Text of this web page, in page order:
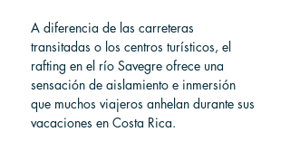
A diferencia de las carreteras
transitadas o los centros turísticos, el
rafting en el río Savegre ofrece una
sensación de aislamiento e inmersión
que muchos viajeros anhelan durante sus
vacaciones en Costa Rica.